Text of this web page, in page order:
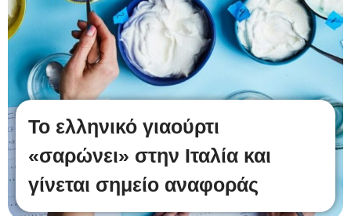
Το ελληνικό γιαούρτι
«σαρώνει» στην Ιταλία και
γίνεται σημείο αναφοράς